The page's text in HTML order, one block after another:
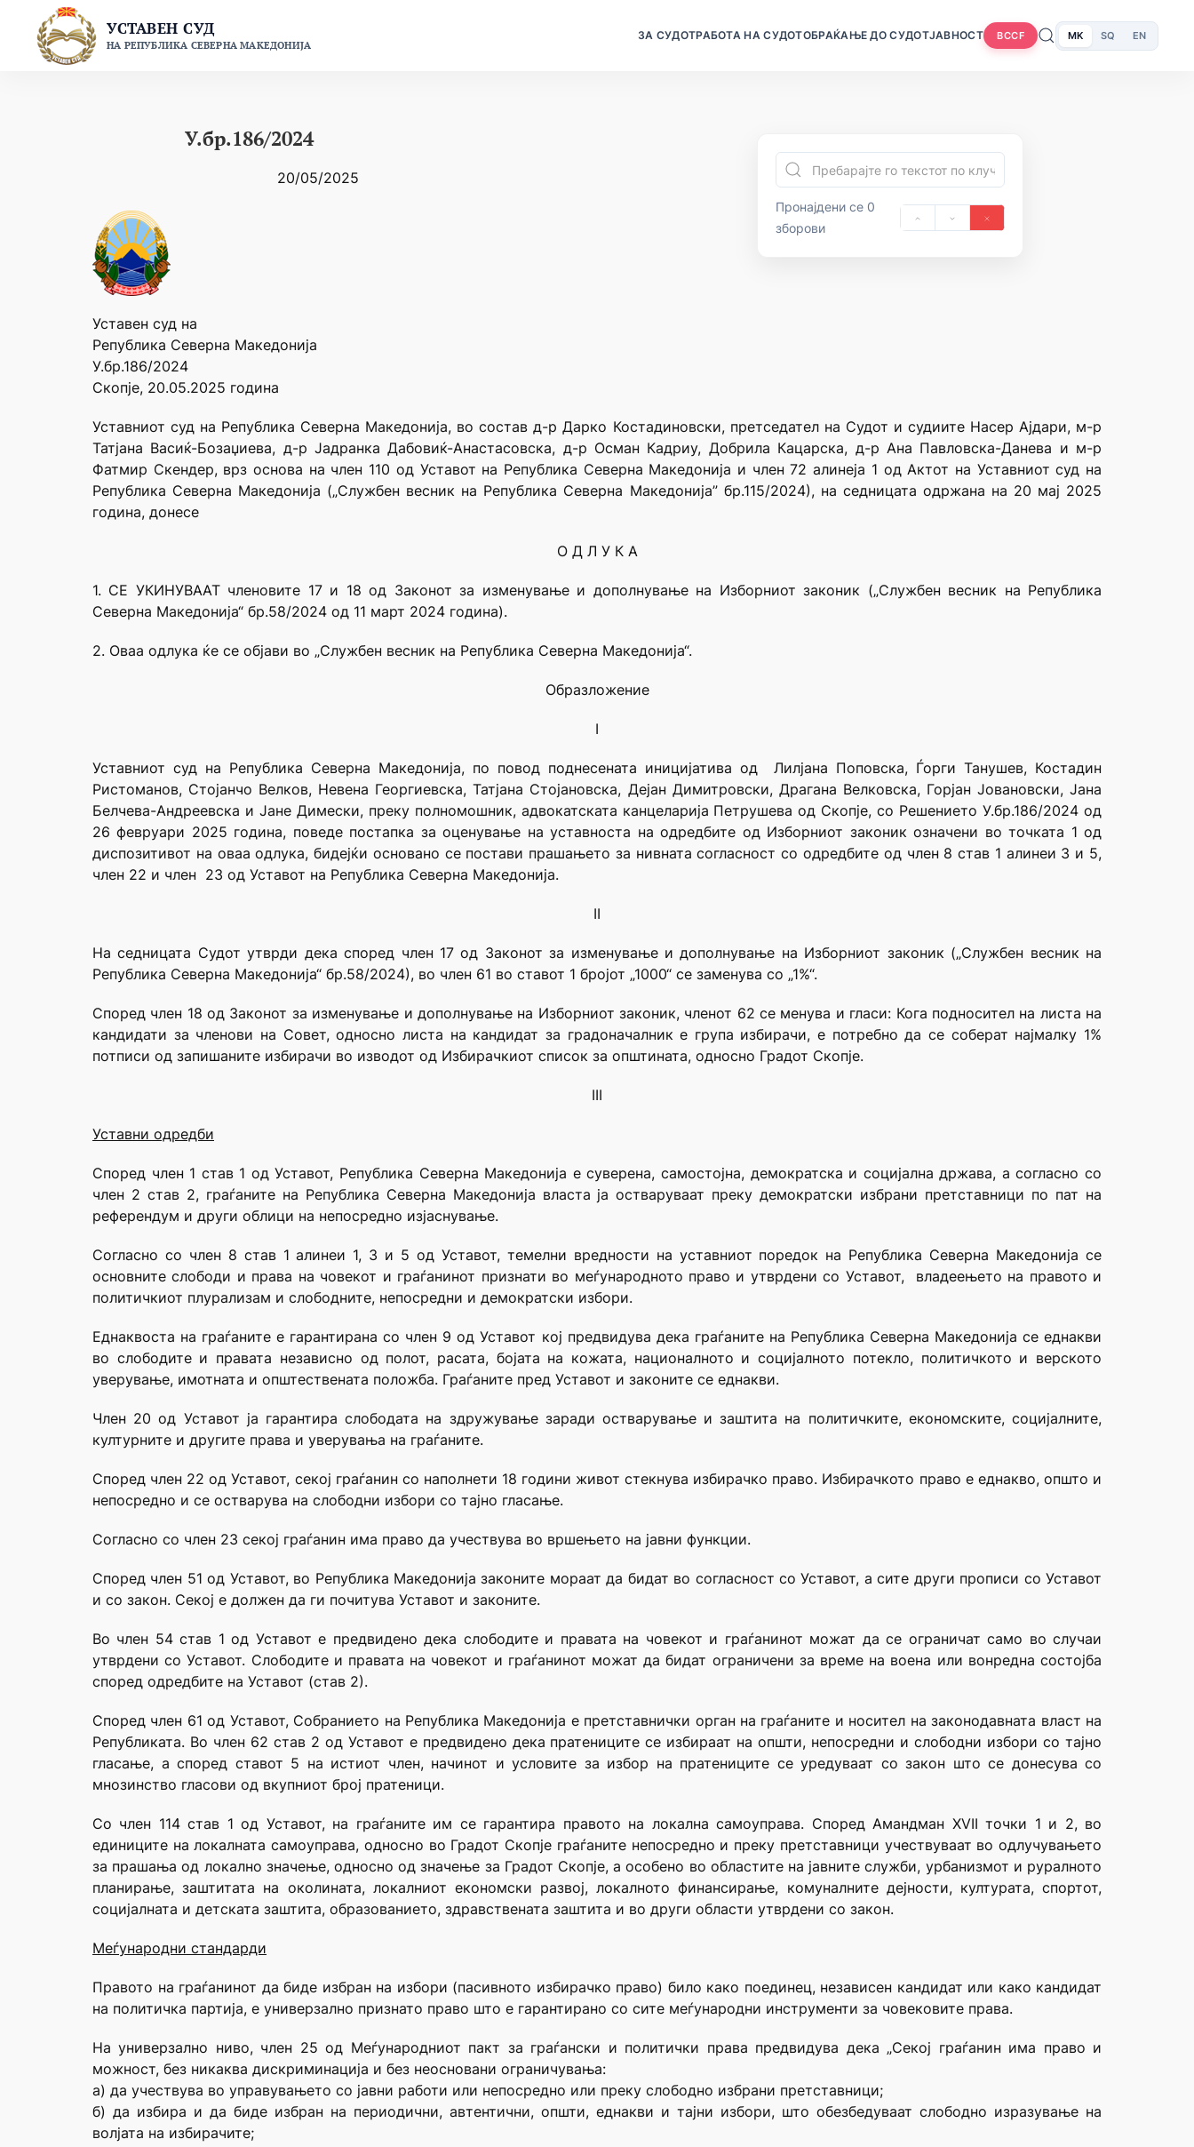
content
УСТАВЕН СУД
НА РЕПУБЛИКА СЕВЕРНА МАКЕДОНИЈА
ЗА СУДОТРАБОТА НА СУДОТОБРАЌАЊЕ ДО СУДОТЈАВНОСТ BCCF MK SQ EN
У.бр.186/2024
20/05/2025
Пронајдени се 0
зборови
Уставен суд на
Република Северна Македонија
У.бр.186/2024
Скопје, 20.05.2025 година
Уставниот суд на Република Северна Македонија, во состав д-р Дарко Костадиновски, претседател на Судот и судиите Насер Ајдари, м-р
Татјана Васиќ-Бозаџиева, д-р Јадранка Дабовиќ-Анастасовска, д-р Осман Кадриу, Добрила Кацарска, д-р Ана Павловска-Данева и м-р
Фатмир Скендер, врз основа на член 110 од Уставот на Република Северна Македонија и член 72 алинеја 1 од Актот на Уставниот суд на
Република Северна Македонија („Службен весник на Република Северна Македонија” бр.115/2024), на седницата одржана на 20 мај 2025
година, донесе
О Д Л У К А
1. СЕ УКИНУВААТ членовите 17 и 18 од Законот за изменување и дополнување на Изборниот законик („Службен весник на Република
Северна Македонија“ бр.58/2024 од 11 март 2024 година).
2. Оваа одлука ќе се објави во „Службен весник на Република Северна Македонија“.
Образложение
I
Уставниот суд на Република Северна Македонија, по повод поднесената иницијатива од Лилјана Поповска, Ѓорги Танушев, Костадин
Ристоманов, Стојанчо Велков, Невена Георгиевска, Татјана Стојановска, Дејан Димитровски, Драгана Велковска, Горјан Јовановски, Јана
Белчева-Андреевска и Јане Димески, преку полномошник, адвокатската канцеларија Петрушева од Скопје, со Решението У.бр.186/2024 од
26 февруари 2025 година, поведе постапка за оценување на уставноста на одредбите од Изборниот законик означени во точката 1 од
диспозитивот на оваа одлука, бидејќи основано се постави прашањето за нивната согласност со одредбите од член 8 став 1 алинеи 3 и 5,
член 22 и член 23 од Уставот на Република Северна Македонија.
II
На седницата Судот утврди дека според член 17 од Законот за изменување и дополнување на Изборниот законик („Службен весник на
Република Северна Македонија“ бр.58/2024), во член 61 во ставот 1 бројот „1000“ се заменува со „1%“.
Според член 18 од Законот за изменување и дополнување на Изборниот законик, членот 62 се менува и гласи: Кога подносител на листа на
кандидати за членови на Совет, односно листа на кандидат за градоначалник е група избирачи, е потребно да се соберат најмалку 1%
потписи од запишаните избирачи во изводот од Избирачкиот список за општината, односно Градот Скопје.
III
Уставни одредби
Според член 1 став 1 од Уставот, Република Северна Македонија е суверена, самостојна, демократска и социјална држава, а согласно со
член 2 став 2, граѓаните на Република Северна Македонија власта ја остваруваат преку демократски избрани претставници по пат на
референдум и други облици на непосредно изјаснување.
Согласно со член 8 став 1 алинеи 1, 3 и 5 од Уставот, темелни вредности на уставниот поредок на Република Северна Македонија се
основните слободи и права на човекот и граѓанинот признати во меѓународното право и утврдени со Уставот, владеењето на правото и
политичкиот плурализам и слободните, непосредни и демократски избори.
Еднаквоста на граѓаните е гарантирана со член 9 од Уставот кој предвидува дека граѓаните на Република Северна Македонија се еднакви
во слободите и правата независно од полот, расата, бојата на кожата, националното и социјалното потекло, политичкото и верското
уверување, имотната и општествената положба. Граѓаните пред Уставот и законите се еднакви.
Член 20 од Уставот ја гарантира слободата на здружување заради остварување и заштита на политичките, економските, социјалните,
културните и другите права и уверувања на граѓаните.
Според член 22 од Уставот, секој граѓанин со наполнети 18 години живот стекнува избирачко право. Избирачкото право е еднакво, општо и
непосредно и се остварува на слободни избори со тајно гласање.
Согласно со член 23 секој граѓанин има право да учествува во вршењето на јавни функции.
Според член 51 од Уставот, во Република Македонија законите мораат да бидат во согласност со Уставот, а сите други прописи со Уставот
и со закон. Секој е должен да ги почитува Уставот и законите.
Во член 54 став 1 од Уставот е предвидено дека слободите и правата на човекот и граѓанинот можат да се ограничат само во случаи
утврдени со Уставот. Слободите и правата на човекот и граѓанинот можат да бидат ограничени за време на воена или вонредна состојба
според одредбите на Уставот (став 2).
Според член 61 од Уставот, Собранието на Република Македонија е претставнички орган на граѓаните и носител на законодавната власт на
Републиката. Во член 62 став 2 од Уставот е предвидено дека пратениците се избираат на општи, непосредни и слободни избори со тајно
гласање, а според ставот 5 на истиот член, начинот и условите за избор на пратениците се уредуваат со закон што се донесува со
мнозинство гласови од вкупниот број пратеници.
Со член 114 став 1 од Уставот, на граѓаните им се гарантира правото на локална самоуправа. Според Амандман XVII точки 1 и 2, во
единиците на локалната самоуправа, односно во Градот Скопје граѓаните непосредно и преку претставници учествуваат во одлучувањето
за прашања од локално значење, односно од значење за Градот Скопје, а особено во областите на јавните служби, урбанизмот и руралното
планирање, заштитата на околината, локалниот економски развој, локалното финансирање, комуналните дејности, културата, спортот,
социјалната и детската заштита, образованието, здравствената заштита и во други области утврдени со закон.
Меѓународни стандарди
Правото на граѓанинот да биде избран на избори (пасивното избирачко право) било како поединец, независен кандидат или како кандидат
на политичка партија, е универзално признато право што е гарантирано со сите меѓународни инструменти за човековите права.
На универзално ниво, член 25 од Меѓународниот пакт за граѓански и политички права предвидува дека „Секој граѓанин има право и
можност, без никаква дискриминација и без неосновани ограничувања:
а) да учествува во управувањето со јавни работи или непосредно или преку слободно избрани претставници;
б) да избира и да биде избран на периодични, автентични, општи, еднакви и тајни избори, што обезбедуваат слободно изразување на
волјата на избирачите;